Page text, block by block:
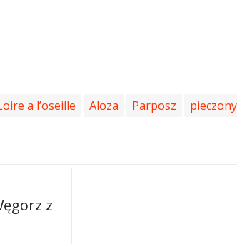
a l’oseille Aloza Parposz pieczony
z